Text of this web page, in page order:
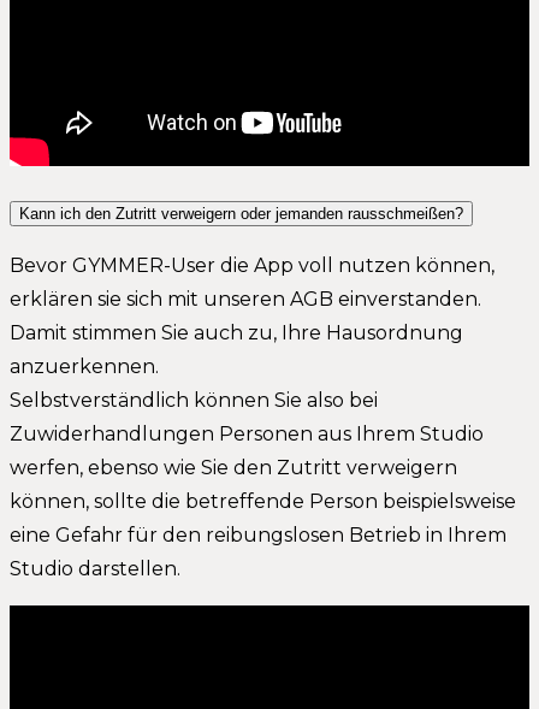
Kann ich den Zutritt verweigern oder jemanden rausschmeißen?
Bevor GYMMER-User die App voll nutzen können,
erklären sie sich mit unseren AGB einverstanden.
Damit stimmen Sie auch zu, Ihre Hausordnung
anzuerkennen.
Selbstverständlich können Sie also bei
Zuwiderhandlungen Personen aus Ihrem Studio
werfen, ebenso wie Sie den Zutritt verweigern
können, sollte die betreffende Person beispielsweise
eine Gefahr für den reibungslosen Betrieb in Ihrem
Studio darstellen.